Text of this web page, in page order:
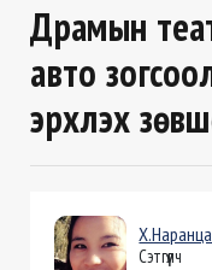
Драмын
авто
эрхлэх
Сэтгүүлч